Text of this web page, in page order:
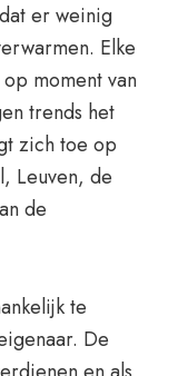
er weinig
Elke
moment van
trends het
zich toe op
Leuven, de
de
te
De